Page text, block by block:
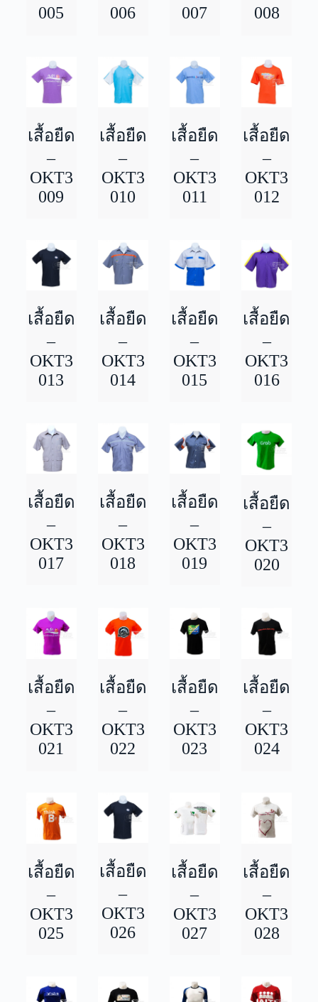
005
006
007
008
เสื้อยืด
–
OKT3
009
เสื้อยืด
–
OKT3
010
เสื้อยืด
–
OKT3
011
เสื้อยืด
–
OKT3
012
เสื้อยืด
–
OKT3
013
เสื้อยืด
–
OKT3
014
เสื้อยืด
–
OKT3
015
เสื้อยืด
–
OKT3
016
เสื้อยืด
–
OKT3
017
เสื้อยืด
–
OKT3
018
เสื้อยืด
–
OKT3
019
เสื้อยืด
–
OKT3
020
เสื้อยืด
–
OKT3
021
เสื้อยืด
–
OKT3
022
เสื้อยืด
–
OKT3
023
เสื้อยืด
–
OKT3
024
เสื้อยืด
–
OKT3
025
เสื้อยืด
–
OKT3
026
เสื้อยืด
–
OKT3
027
เสื้อยืด
–
OKT3
028